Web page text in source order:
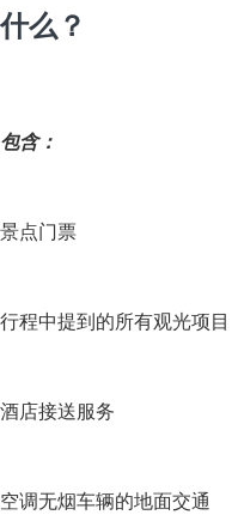
什么？
包含：
景点门票
行程中提到的所有观光项目
酒店接送服务
空调无烟车辆的地面交通